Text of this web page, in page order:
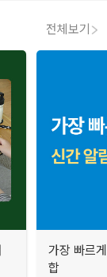
전체보기
가장 빠르
합